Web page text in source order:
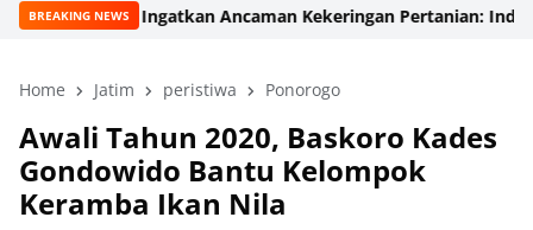
BREAKING NEWS
BMKG Ingatkan Ancaman Kekeringan Pertanian: Indeks
Home Jatim peristiwa Ponorogo
Awali Tahun 2020, Baskoro Kades
Gondowido Bantu Kelompok
Keramba Ikan Nila